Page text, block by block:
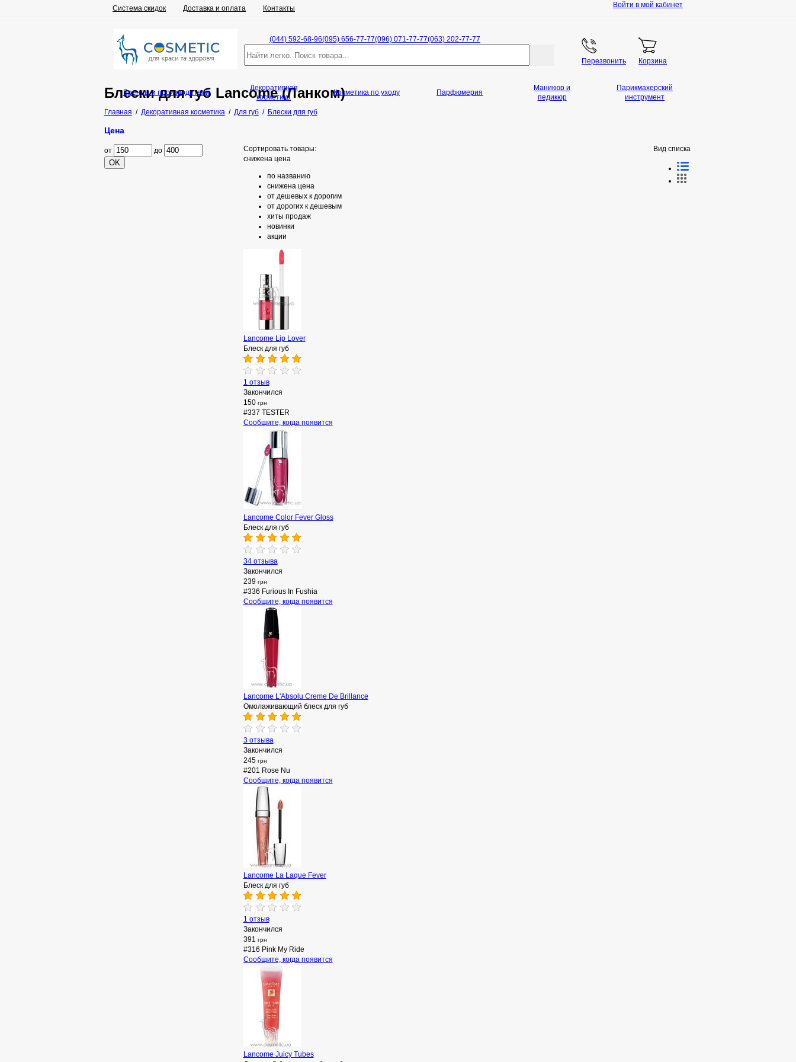
Система скидок Доставка и оплата Контакты Войти в мой кабинет
(044) 592-68-96(095) 656-77-77(096) 071-77-77(063) 202-77-77
Перезвонить Корзина
Блески для губ Lancome (Ланком)
Главная / Декоративная косметика/ Для губ/ Блески для губ
Вид списка
Сортировать товары:
снижена цена
по названию
снижена цена
от дешевых к дорогим
от дорогих к дешевым
хиты продаж
новинки
акции
Lancome Lip Lover
Блеск для губ
1 отзыв
Закончился
150 грн
#337 TESTER
Сообщите, когда появится
Lancome Color Fever Gloss
Блеск для губ
34 отзыва
Закончился
239 грн
#336 Furious In Fushia
Сообщите, когда появится
Lancome L'Absolu Creme De Brillance
Омолаживающий блеск для губ
3 отзыва
Закончился
245 грн
#201 Rose Nu
Сообщите, когда появится
Lancome La Laque Fever
Блеск для губ
1 отзыв
Закончился
391 грн
#316 Pink My Ride
Сообщите, когда появится
Lancome Juicy Tubes
Бренды и производители
Декоративная
косметика
Косметика по уходу Парфюмерия
Маникюр и
педикюр
Парикмахерский
инструмент
Цена
от до
OK